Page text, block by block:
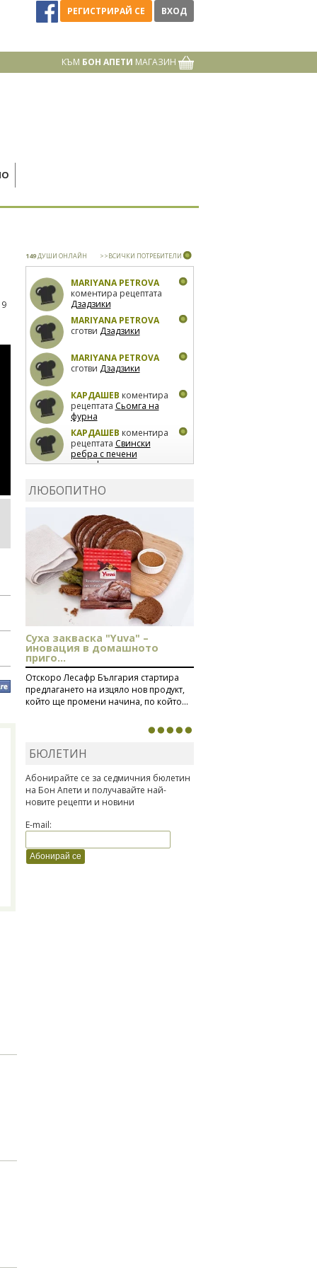
РЕГИСТРИРАЙ СЕ ВХОД
КЪМ БОН АПЕТИ МАГАЗИН
149ДУШИ ОНЛАЙН >>ВСИЧКИ ПОТРЕБИТЕЛИ
MARIYANA PETROVA
коментира рецептата
Дзадзики
MARIYANA PETROVA
сготви Дзадзики
MARIYANA PETROVA
сготви Дзадзики
КАРДАШЕВ коментира
рецептата Сьомга на
фурна
КАРДАШЕВ коментира
рецептата Свински
ребра с печени
картофи
лимон
коментира рецептата
Киноа със зеленчуци
ЛЮБОПИТНО
Суха закваска "Yuva" –
иновация в домашното
приго...
Отскоро Лесафр България стартира
предлагането на изцяло нов продукт,
който ще промени начина, по който...
БЮЛЕТИН
Абонирайте се за седмичния бюлетин
на Бон Апети и получавайте най-
новите рецепти и новини
E-mail: